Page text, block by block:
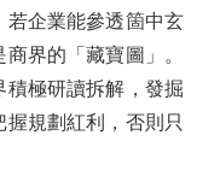
若企業能參透箇中玄
界的「藏寶圖」。
極研讀拆解，發掘
規劃紅利，否則只